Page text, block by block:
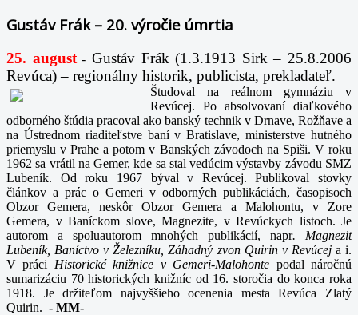
Gustáv Frák – 20. výročie úmrtia
25. august- Gustáv Frák (1.3.1913 Sirk – 25.8.2006
Revúca) – regionálny historik, publicista, prekladateľ.
Študoval na reálnom gymnáziu v
Revúcej. Po absolvovaní diaľkového
odborného štúdia pracoval ako banský technik v Drnave, Rožňave a
na Ústrednom riaditeľstve baní v Bratislave, ministerstve hutného
priemyslu v Prahe a potom v Banských závodoch na Spiši. V roku
1962 sa vrátil na Gemer, kde sa stal vedúcim výstavby závodu SMZ
Lubeník. Od roku 1967 býval v Revúcej. Publikoval stovky
článkov a prác o Gemeri v odborných publikáciách, časopisoch
Obzor Gemera, neskôr Obzor Gemera a Malohontu, v Zore
Gemera, v Baníckom slove, Magnezite, v Revúckych listoch. Je
autorom a spoluautorom mnohých publikácií, napr. Magnezit
Lubeník, Baníctvo v Železníku, Záhadný zvon Quirin v Revúcej a i.
V práci Historické knižnice v Gemeri-Malohonte podal náročnú
sumarizáciu 70 historických knižníc od 16. storočia do konca roka
1918. Je držiteľom najvyššieho ocenenia mesta Revúca Zlatý
Quirin. - MM-